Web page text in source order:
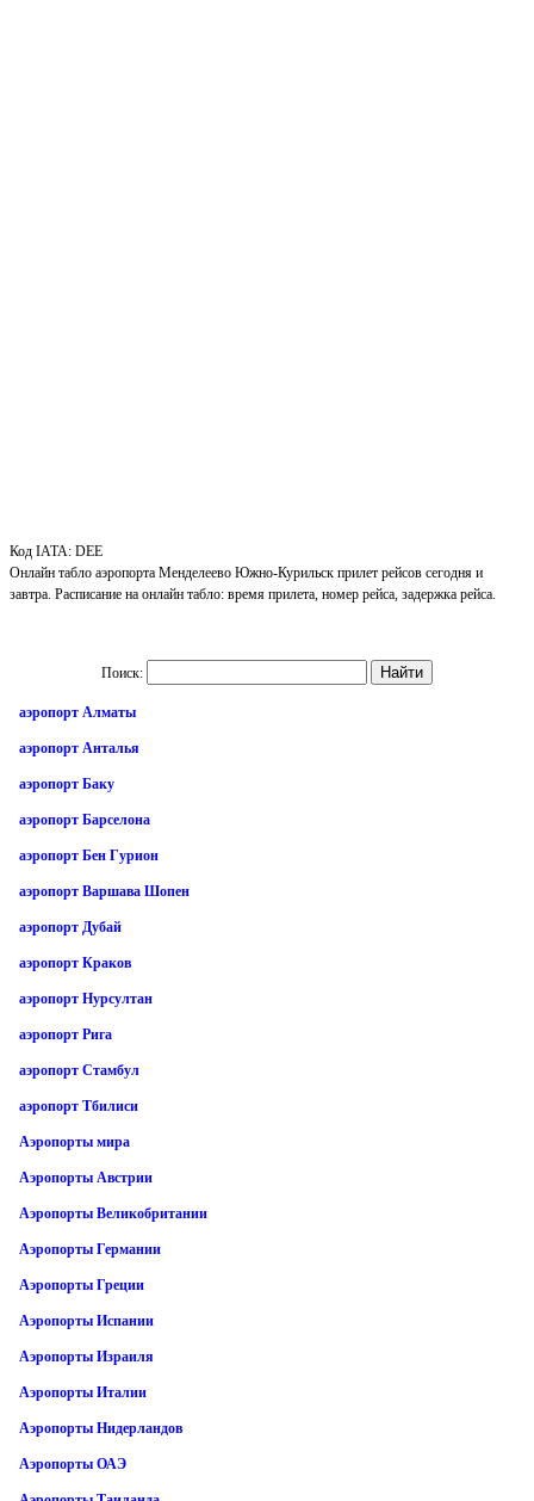
Код IATA: DEE
Онлайн табло аэропорта Менделеево Южно-Курильск прилет рейсов сегодня и
завтра. Расписание на онлайн табло: время прилета, номер рейса, задержка рейса.
Поиск:
аэропорт Алматы
аэропорт Анталья
аэропорт Баку
аэропорт Барселона
аэропорт Бен Гурион
аэропорт Варшава Шопен
аэропорт Дубай
аэропорт Краков
аэропорт Нурсултан
аэропорт Рига
аэропорт Стамбул
аэропорт Тбилиси
Аэропорты мира
Аэропорты Австрии
Аэропорты Великобритании
Аэропорты Германии
Аэропорты Греции
Аэропорты Испании
Аэропорты Израиля
Аэропорты Италии
Аэропорты Нидерландов
Аэропорты ОАЭ